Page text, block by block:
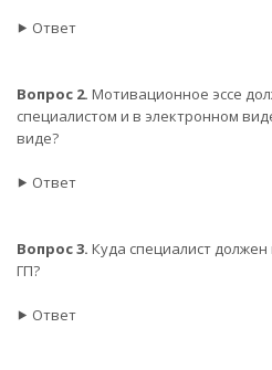
⯈ Ответ
Вопрос 2. Мотивационное эссе
специалистом и в электронном
виде?
⯈ Ответ
Вопрос 3. Куда специалист
ГП?
⯈ Ответ